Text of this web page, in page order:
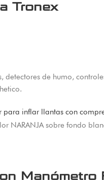
Tronex
de humo,
Manómetro